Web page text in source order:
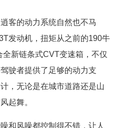
客的动力系统自然也不马
发动机，扭矩从之前的190牛
全新链条式CVT变速箱，不仅
驶者提供了足够的动力支
，无论是在城市道路还是山
起舞。
和风噪都控制得不错，让人